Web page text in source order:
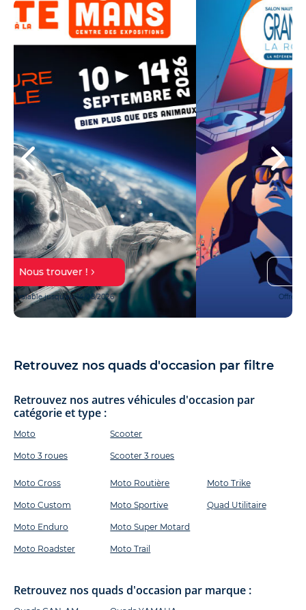
En savoir plus
Offre valable jusqu'au 27/10/2026
Retrouvez nos quads d'occasion par filtre
Retrouvez nos autres véhicules d'occasion par
catégorie et type :
Moto
Moto 3 roues
Scooter
Scooter 3 roues
Moto Cross
Moto Custom
Moto Enduro
Moto Roadster
Moto Routière
Moto Sportive
Moto Super Motard
Moto Trail
Moto Trike
Quad Utilitaire
Retrouvez nos quads d'occasion par marque :